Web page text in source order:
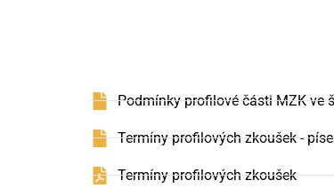
Podmínky profilové části MZK ve
Termíny profilových zkoušek -
Termíny profilových zkoušek